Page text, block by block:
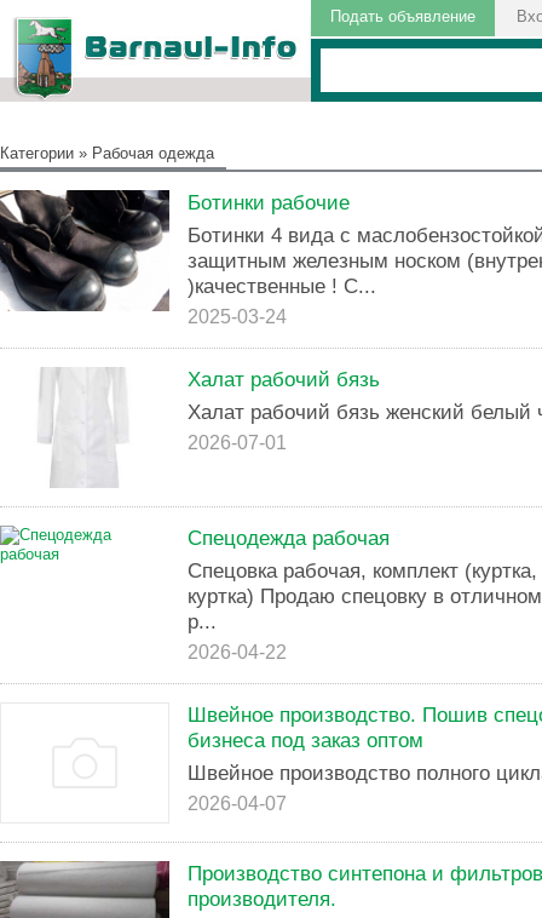
Подать объявление
Категории » Рабочая одежда
Ботинки рабочие
Ботинки 4 вида с
защитным железным носком
)качественные ! С...
2025-03-24
Халат рабочий бязь
Халат рабочий бязь женский белый
2026-07-01
Спецодежда рабочая
Спецовка рабочая, комплект
куртка) Продаю спецовку в
р...
2026-04-22
Швейное производство. Пошив
бизнеса под заказ оптом
Швейное производство полного
2026-04-07
Производство синтепона и
производителя.